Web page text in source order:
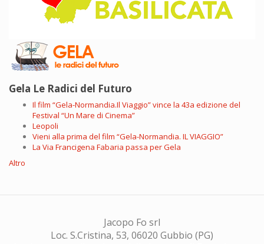
Gela Le Radici del Futuro
Il film “Gela-Normandia.Il Viaggio” vince la 43a edizione del
Festival “Un Mare di Cinema”
Leopoli
Vieni alla prima del film “Gela-Normandia. IL VIAGGIO”
La Via Francigena Fabaria passa per Gela
Altro
Jacopo Fo srl
Loc. S.Cristina, 53, 06020 Gubbio (PG)